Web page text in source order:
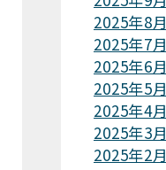
2025年8月
2025年7月
2025年6月
2025年5月
2025年4月
2025年3月
2025年2月